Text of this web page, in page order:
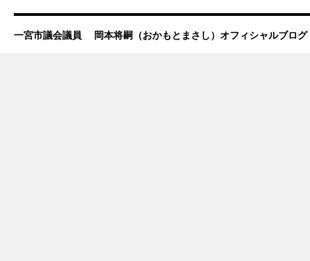
一宮市議会議員 岡本将嗣（おかもとまさし）オフィシャルブログ